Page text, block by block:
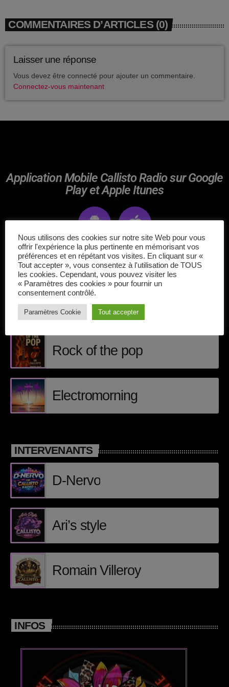
mai 2024
avril 2020
mars 2020
DJ
Dream Trance
Electronic music
Events
Featured
French touch
Highlights
Music
pop electro
Posts
Video stories
World
EMISSION EN COURS
Electro morning
COMMENTAIRES D’ARTICLES (0)
Laisser une réponse
Vous devez être connecté pour ajouter un commentaire.
Connectez-vous maintenant
Application Mobile Callisto Radio sur Google
Play et Apple Itunes
ÉPISODES DE PODCAST
Matt Craig
Rock of the pop
Electromorning
INTERVENANTS
D-Nervo
Ari’s style
Romain Villeroy
INFOS
Nous utilisons des cookies sur notre site Web pour vous
offrir l'expérience la plus pertinente en mémorisant vos
préférences et en répétant vos visites. En cliquant sur «
Tout accepter », vous consentez à l'utilisation de TOUS
les cookies. Cependant, vous pouvez visiter les
« Paramètres des cookies » pour fournir un
consentement contrôlé.
Paramètres Cookie Tout accepter